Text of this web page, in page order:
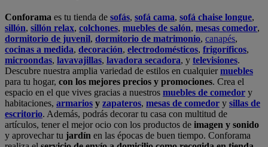
Conforama es tu tienda de sofás, sofá cama, sofá chaise longue,
sillón, sillón relax, colchones, muebles de salón, mesas comedor,
dormitorio de juvenil, dormitorio de matrimonio, canapés,
cocinas a medida, decoración, electrodomésticos, frigoríficos,
microondas, lavavajillas, lavadora secadora, y televisiones.
Descubre nuestra amplia variedad de estilos en cualquiermuebles
para tu hogar, con los mejores precios y promociones. Crea el
espacio en el que vives gracias a nuestros muebles de comedor y
habitaciones, armarios y zapateros, mesas de comedor y sillas de
escritorio. Además, podrás decorar tu casa con multitud de
artículos, tener el mejor ocio con los productos de imagen y sonido
y aprovechar tu jardín en las épocas de buen tiempo. Conforama